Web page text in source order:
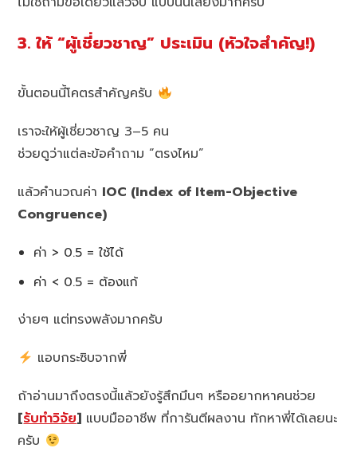
3. ให้ “ผู้เชี่ยวชาญ” ประเมิน (หัวใจสำคัญ!)
ขั้นตอนนี้โคตรสำคัญครับ
เราจะให้ผู้เชี่ยวชาญ 3–5 คน
ช่วยดูว่าแต่ละข้อคำถาม “ตรงไหม”
แล้วคำนวณค่า IOC (Index of Item-Objective
Congruence)
ค่า > 0.5 = ใช้ได้
ค่า < 0.5 = ต้องแก้
ง่ายๆ แต่ทรงพลังมากครับ
แอบกระซิบจากพี่
ถ้าอ่านมาถึงตรงนี้แล้วยังรู้สึกมึนๆ หรืออยากหาคนช่วย
[รับทำวิจัย] แบบมืออาชีพ ที่การันตีผลงาน ทักหาพี่ได้เลยนะ
ครับ